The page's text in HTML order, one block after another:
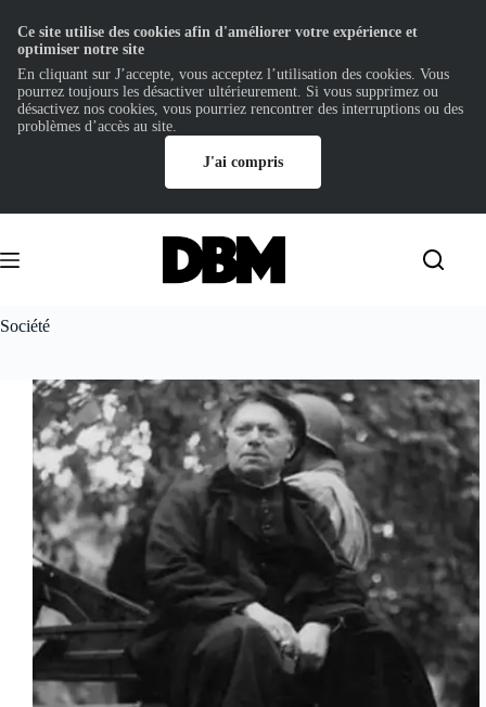
contenu
Société
Ce site utilise des cookies afin d'améliorer votre expérience et
optimiser notre site
En cliquant sur J’accepte, vous acceptez l’utilisation des cookies. Vous
pourrez toujours les désactiver ultérieurement. Si vous supprimez ou
désactivez nos cookies, vous pourriez rencontrer des interruptions ou des
problèmes d’accès au site.
J'ai compris